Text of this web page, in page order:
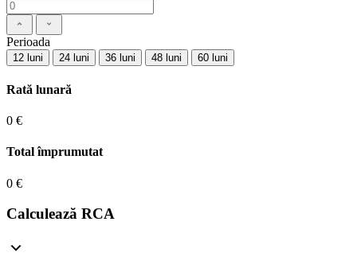
Perioada
12 luni 24 luni 36 luni 48 luni 60 luni
Rată lunară
0 €
Total împrumutat
0 €
Calculează RCA